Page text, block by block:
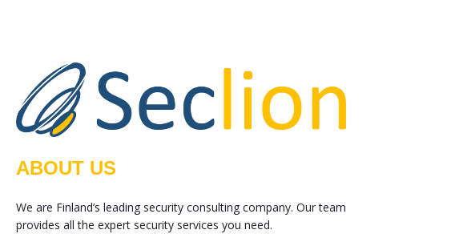
ABOUT US
We are Finland’s leading security consulting company. Our team
provides all the expert security services you need.